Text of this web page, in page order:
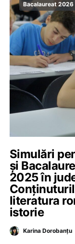
Bacalaureat 2026
Simulări
și
2025 în
literatura
istorie
Karina Dorobanțu